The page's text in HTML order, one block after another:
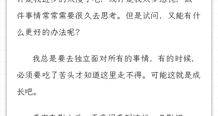
件事情常常需要很久去思考。但是试问，又能有什
么更好的办法呢？
我总是要去独立面对所有的事情，有的时候，
必须要吃了苦头才知道这里走不得。可能这就是成
长吧。